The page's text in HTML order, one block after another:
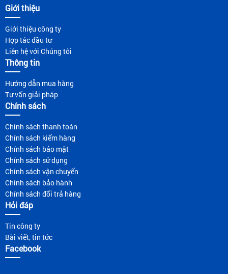
Giới thiệu
Giới thiệu công ty
Hợp tác đầu tư
Liên hệ với Chúng tôi
Thông tin
Hướng dẫn mua hàng
Tư vấn giải pháp
Chính sách
Chính sách thanh toán
Chính sách kiểm hàng
Chính sách bảo mật
Chính sách sử dụng
Chính sách vận chuyển
Chính sách bảo hành
Chính sách đổi trả hàng
Hỏi đáp
Tin công ty
Bài viết, tin tức
Facebook